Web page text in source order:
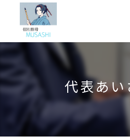
代表あい